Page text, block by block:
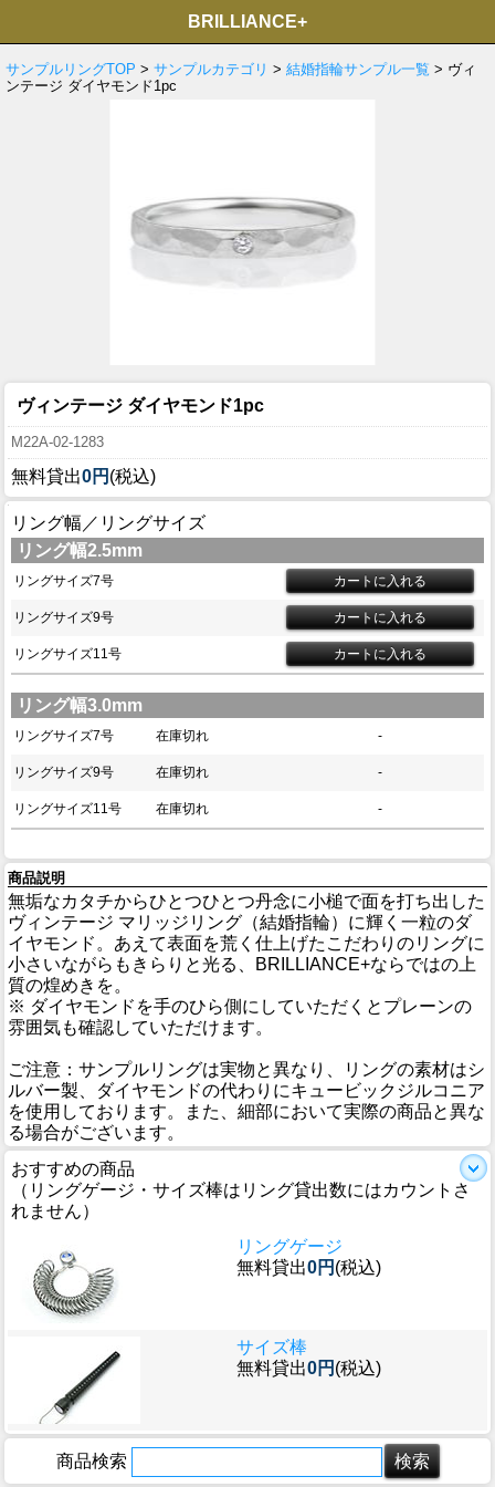
BRILLIANCE+
サンプルリングTOP > サンプルカテゴリ > 結婚指輪サンプル一覧 > ヴィ
ンテージ ダイヤモンド1pc
ヴィンテージ ダイヤモンド1pc
M22A-02-1283
無料貸出0円 (税込)
リング幅／リングサイズ
リング幅2.5mm
リングサイズ7号
リングサイズ9号
リングサイズ11号
リング幅3.0mm
リングサイズ7号 在庫切れ -
リングサイズ9号 在庫切れ -
リングサイズ11号 在庫切れ -
商品説明
無垢なカタチからひとつひとつ丹念に小槌で面を打ち出した
ヴィンテージ マリッジリング（結婚指輪）に輝く一粒のダ
イヤモンド。あえて表面を荒く仕上げたこだわりのリングに
小さいながらもきらりと光る、BRILLIANCE+ならではの上
質の煌めきを。
※ ダイヤモンドを手のひら側にしていただくとプレーンの
雰囲気も確認していただけます。
ご注意：サンプルリングは実物と異なり、リングの素材はシ
ルバー製、ダイヤモンドの代わりにキュービックジルコニア
を使用しております。また、細部において実際の商品と異な
る場合がございます。
おすすめの商品
（リングゲージ・サイズ棒はリング貸出数にはカウントさ
れません）
リングゲージ
無料貸出0円 (税込)
サイズ棒
無料貸出0円 (税込)
商品検索